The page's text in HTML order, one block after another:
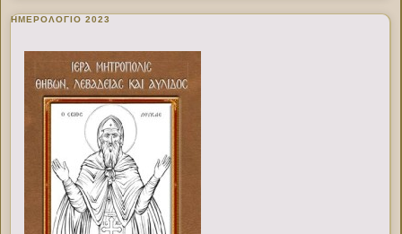
ΗΜΕΡΟΛΟΓΙΟ 2023